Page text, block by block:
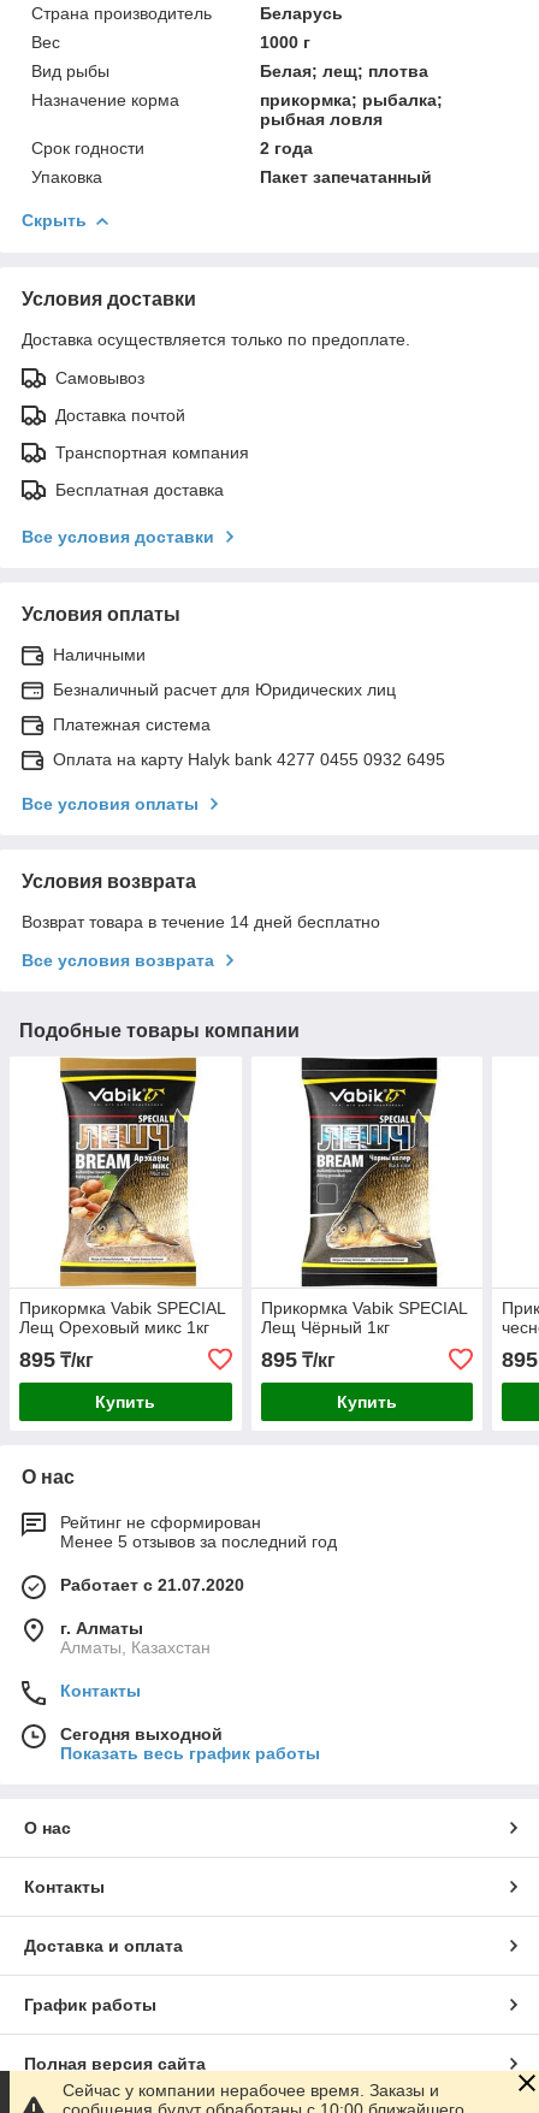
Страна производитель
Беларусь
Вес
1000 г
Вид рыбы
Белая; лещ; плотва
Назначение корма
прикормка; рыбалка;
рыбная ловля
Срок годности
2 года
Упаковка
Пакет запечатанный
Скрыть
Условия доставки
Доставка осуществляется только по предоплате.
Самовывоз
Доставка почтой
Транспортная компания
Бесплатная доставка
Все условия доставки
Условия оплаты
Наличными
Безналичный расчет для Юридических лиц
Платежная система
Оплата на карту Halyk bank 4277 0455 0932 6495
Все условия оплаты
Условия возврата
Возврат товара в течение 14 дней бесплатно
Все условия возврата
Подобные товары компании
Прикормка Vabik SPECIAL
Лещ Ореховый микс 1кг
895 ₸/кг
Купить
Прикормка Vabik SPECIAL
Лещ Чёрный 1кг
895₸/кг
Купить
895
О нас
Рейтинг не сформирован
Менее 5 отзывов за последний год
Работает с 21.07.2020
г. Алматы
Алматы, Казахстан
Контакты
Сегодня выходной
Показать весь график работы
О нас
Контакты
Доставка и оплата
График работы
Полная версия сайта
Сейчас у компании нерабочее время. Заказы и